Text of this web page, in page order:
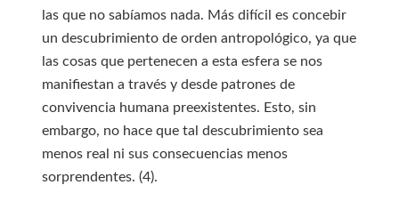
las que no sabíamos nada. Más difícil es concebir
un descubrimiento de orden antropológico, ya que
las cosas que pertenecen a esta esfera se nos
manifiestan a través y desde patrones de
convivencia humana preexistentes. Esto, sin
embargo, no hace que tal descubrimiento sea
menos real ni sus consecuencias menos
sorprendentes. (4).